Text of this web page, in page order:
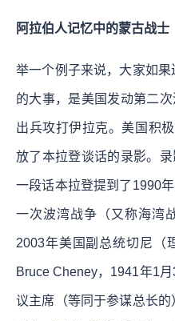
阿拉伯人记忆中的蒙古战士
举一个例子来说，大家如
的大事，是美国发动第二
出兵攻打伊拉克。美国积
放了本拉登谈话的录影。
一段话本拉登提到了1990
一次波湾战争（又称海湾
2003年美国副总统切尼（
Bruce Cheney，1941年1
议主席（等同于参谋总长